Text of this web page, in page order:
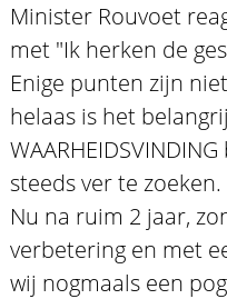
Minister Rouvoet
met "Ik herken de
Enige punten zijn
helaas is het
steeds ver te zoeken.
Nu na ruim 2 jaar,
verbetering en met
wij nogmaals een